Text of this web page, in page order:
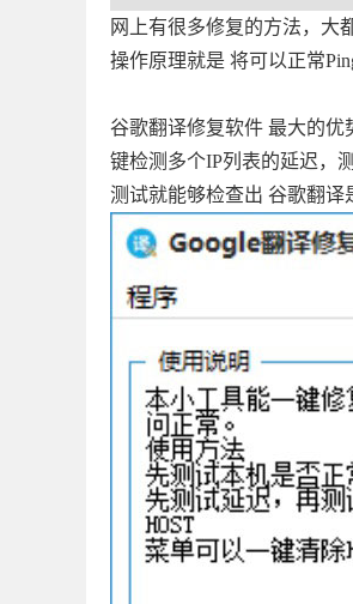
网上有很多修复的方法，大
操作原理就是 将可以正常
谷歌翻译修复软件 最大的
键检测多个IP列表的延迟，
测试就能够检查出 谷歌翻译